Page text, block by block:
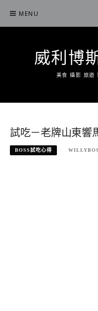
content
MENU
威利博
美食 攝影 旅遊
試吃－老牌山東響
BOSS試吃心得